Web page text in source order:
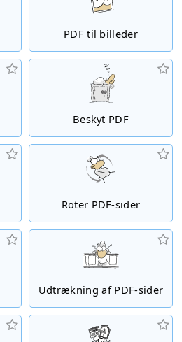
PDF til billeder
Beskyt PDF
Roter PDF-sider
Udtrækning af PDF-sider